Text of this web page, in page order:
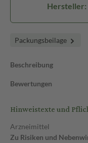
Hersteller:
Packungsbeilage
Beschreibung
Bewertungen
Hinweistexte und
Arzneimittel
Zu Risiken und